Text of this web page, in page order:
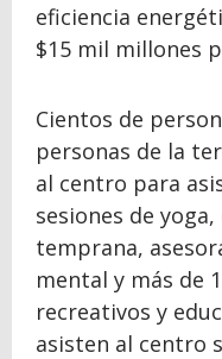
eficiencia
$15 mil millones
Cientos de
personas de la
al centro para
sesiones de
temprana,
mental y más de
recreativos y
asisten al centro